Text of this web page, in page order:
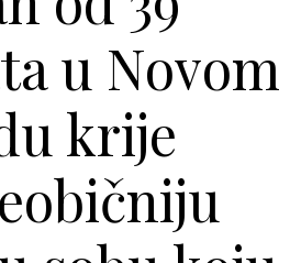
u Novom
krije